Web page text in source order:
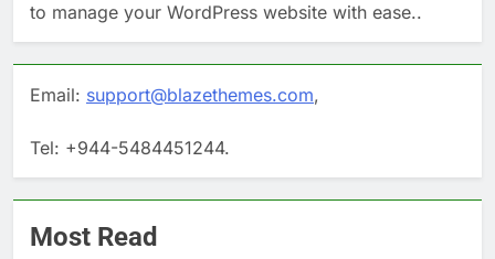
to manage your WordPress website with ease..
Email: support@blazethemes.com,
Tel: +944-5484451244.
Most Read